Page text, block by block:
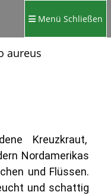
Menü Schließen
aureus
Kreuzkraut,
Nordamerikas
und Flüssen.
und schattig